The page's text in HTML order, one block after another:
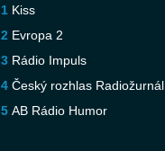
Kiss
Evropa 2
Rádio Impuls
Český rozhlas Radiožurnál
AB Rádio Humor